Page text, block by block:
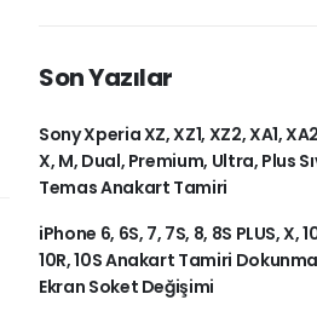
Son Yazılar
Sony Xperia XZ, XZ1, XZ2, XA1,
X, M, Dual, Premium, Ultra, Plus
Temas Anakart Tamiri
iPhone 6, 6S, 7, 7S, 8, 8S PLUS, X,
10R, 10S Anakart Tamiri
Ekran Soket Değişimi